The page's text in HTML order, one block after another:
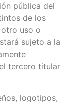
pública del
de los
otro uso o
sujeto a la
tercero titular
logotipos,